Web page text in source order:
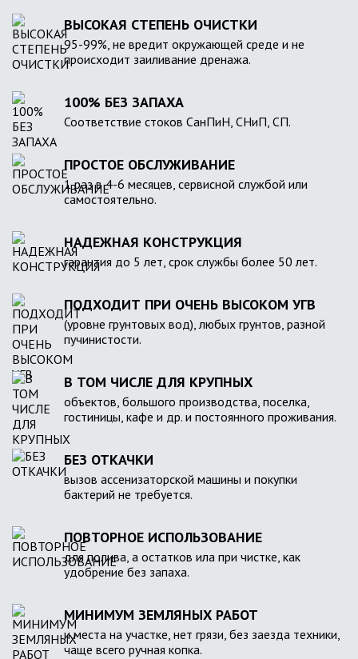
ВЫСОКАЯ СТЕПЕНЬ ОЧИСТКИ
95-99%, не вредит окружающей среде и не
происходит заиливание дренажа.
100% БЕЗ ЗАПАХА
Соответствие стоков СанПиН, СНиП, СП.
ПРОСТОЕ ОБСЛУЖИВАНИЕ
1 раз в 4-6 месяцев, сервисной службой или
самостоятельно.
НАДЕЖНАЯ КОНСТРУКЦИЯ
гарантия до 5 лет, срок службы более 50 лет.
ПОДХОДИТ ПРИ ОЧЕНЬ ВЫСОКОМ УГВ
(уровне грунтовых вод), любых грунтов, разной
пучинистости.
В ТОМ ЧИСЛЕ ДЛЯ КРУПНЫХ
объектов, большого производства, поселка,
гостиницы, кафе и др. и постоянного проживания.
БЕЗ ОТКАЧКИ
вызов ассенизаторской машины и покупки
бактерий не требуется.
ПОВТОРНОЕ ИСПОЛЬЗОВАНИЕ
для полива, а остатков ила при чистке, как
удобрение без запаха.
МИНИМУМ ЗЕМЛЯНЫХ РАБОТ
и места на участке, нет грязи, без заезда техники,
чаще всего ручная копка.